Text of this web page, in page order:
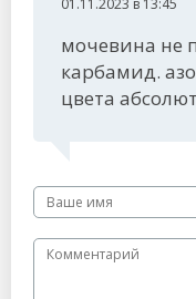
01.11.2023 в 13:45
мочевина не
карбамид.
цвета